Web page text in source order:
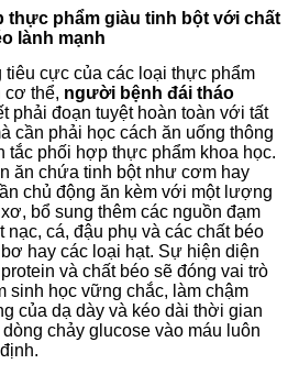
thực phẩm giàu tinh bột với chất
lành mạnh
cực của các loại thực phẩm
cơ thể, người bệnh đái tháo
phải đoạn tuyệt hoàn toàn với tất
cần phải học cách ăn uống thông
tắc phối hợp thực phẩm khoa học.
ăn chứa tinh bột như cơm hay
chủ động ăn kèm với một lượng
bổ sung thêm các nguồn đạm
cá, đậu phụ và các chất béo
hay các loại hạt. Sự hiện diện
và chất béo sẽ đóng vai trò
sinh học vững chắc, làm chậm
của dạ dày và kéo dài thời gian
chảy glucose vào máu luôn